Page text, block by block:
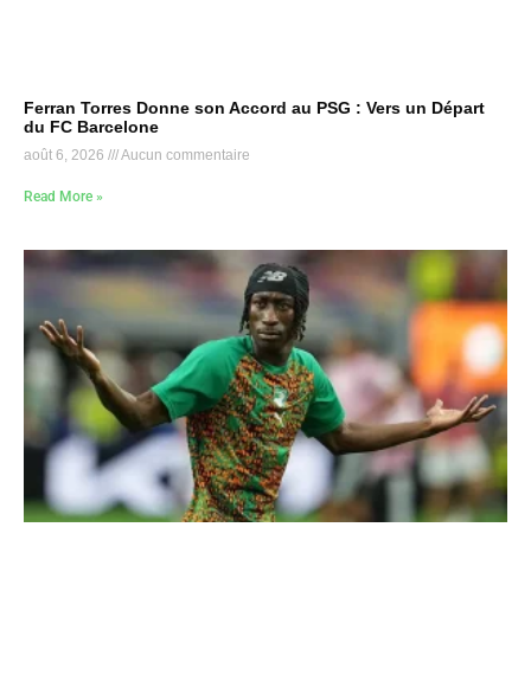
Ferran Torres Donne son Accord au PSG : Vers un Départ
du FC Barcelone
août 6, 2026 Aucun commentaire
Read More »